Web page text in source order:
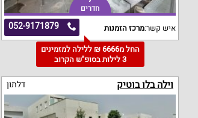
חדרים
052-9171879 איש קשר:מרכז הזמנות
החל מ6666 ₪ ללילה למזמינים
3 לילות בסופ"ש הקרוב
וילה בלו בוטיק דלתון